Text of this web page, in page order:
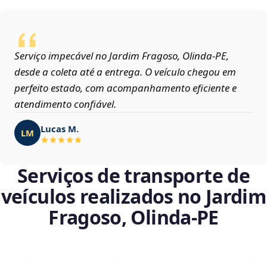
Serviço impecável no Jardim Fragoso, Olinda‑PE,
desde a coleta até a entrega. O veículo chegou em
perfeito estado, com acompanhamento eficiente e
atendimento confiável.
LM Lucas M.
Serviços de transporte de
veículos realizados no Jardim
Fragoso, Olinda‑PE